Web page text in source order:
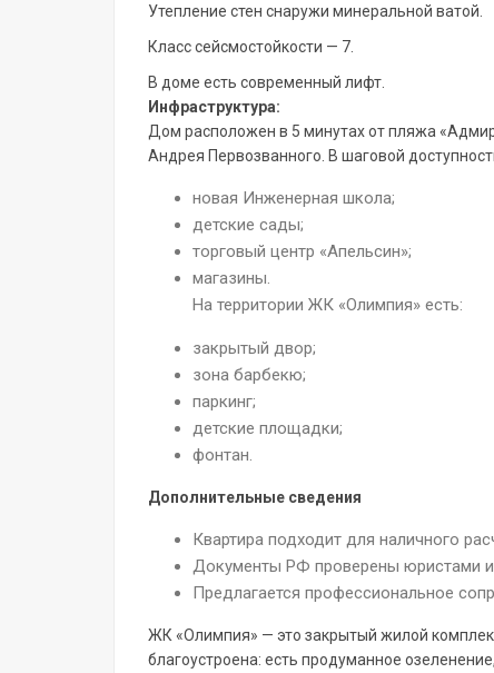
Утепление стен снаружи минеральной ватой.
Класс сейсмостойкости — 7.
В доме есть современный лифт.
Инфраструктура:
Дом расположен в 5 минутах от пляжа
Андрея Первозванного. В шаговой
новая Инженерная школа;
детские сады;
торговый центр «Апельсин»;
магазины.
На территории ЖК «Олимпия» есть:
закрытый двор;
зона барбекю;
паркинг;
детские площадки;
фонтан.
Дополнительные сведения
Квартира подходит для наличного
Документы РФ проверены юристами и
Предлагается профессиональное
ЖК «Олимпия» — это закрытый жилой
благоустроена: есть продуманное